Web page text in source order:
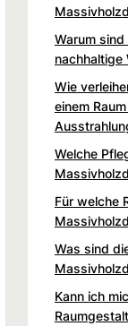
Warum
nachhaltige
Wie
einem
Welche
Für welche
Was sind
Kann ich